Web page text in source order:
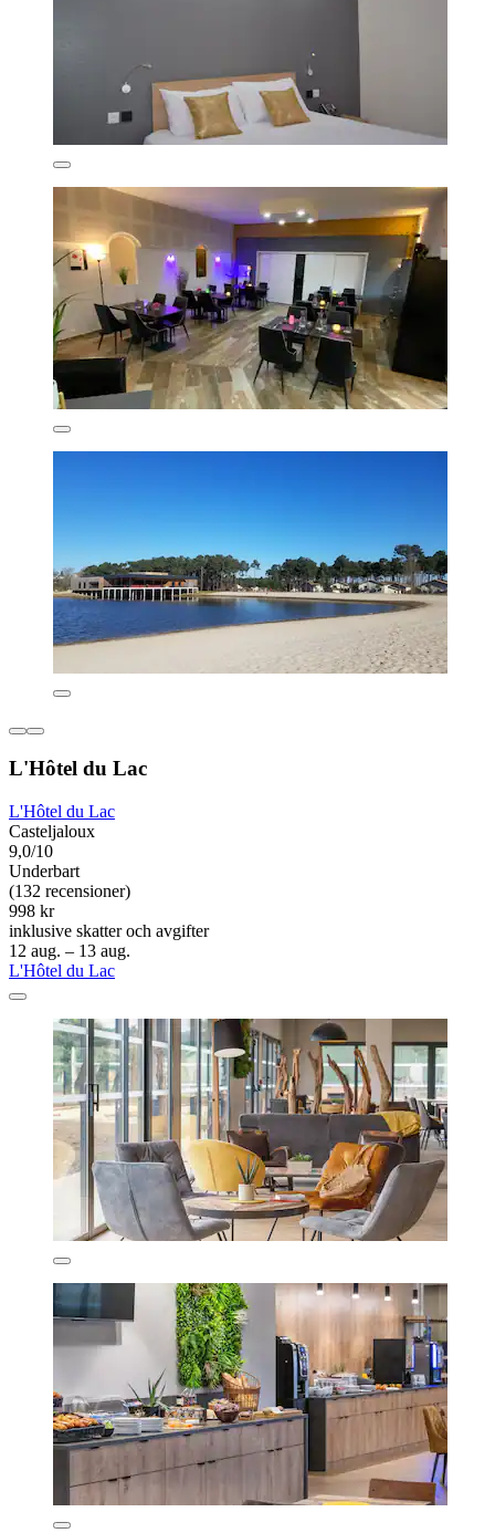
L'Hôtel du Lac
L'Hôtel du Lac
Casteljaloux
9,0/10
Underbart
(132 recensioner)
998 kr
inklusive skatter och avgifter
12 aug. – 13 aug.
L'Hôtel du Lac